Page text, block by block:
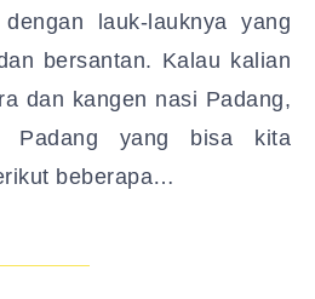
lauk-lauknya yang
bersantan. Kalau kalian
dan kangen nasi Padang,
Padang yang bisa kita
beberapa…